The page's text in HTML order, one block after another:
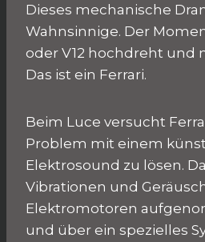
Dieses mechanische
Wahnsinnige. Der
oder V12 hochdreht und
Das ist ein Ferrari.
Beim Luce versucht
Problem mit einem
Elektrosound zu lösen.
Vibrationen und
Elektromotoren
und über ein spezielles